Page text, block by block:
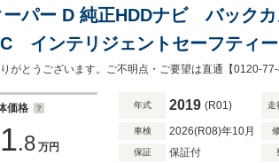
ーパー D 純正HDDナビ バック
ンテリジェントセーフティ
ト オートライト アンビエン
前後ドラレコ
価格
.8 万円
年式 2019 (R01) 走
車検 2026(R08)年10月
保証 保証付